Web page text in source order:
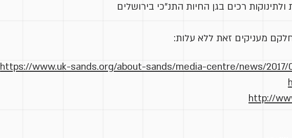
רכים בגן החיות התנ"כי בירושלים
מעניקים זאת ללא עלות:
https://www.uk-sands.org/about-sands/media-centre/news/
http://